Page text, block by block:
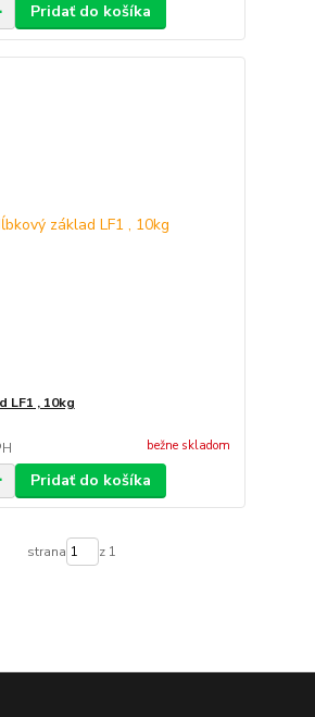
Pridať do košíka
LF1 , 10kg
bežne skladom
Pridať do košíka
strana z 1